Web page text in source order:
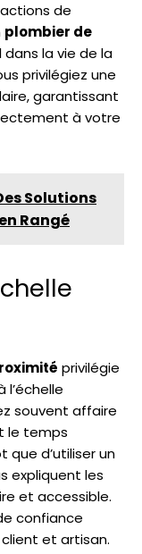
de
plombier de
la vie de la
privilégiez une
garantissant
à votre
Solutions
Rangé
privilégie
souvent affaire
le temps
que d’utiliser un
expliquent les
et accessible.
confiance
et artisan.